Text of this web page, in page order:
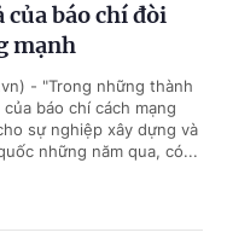
của báo chí đòi
mạnh
- "Trong những thành
báo chí cách mạng
sự nghiệp xây dựng và
những năm qua, có...